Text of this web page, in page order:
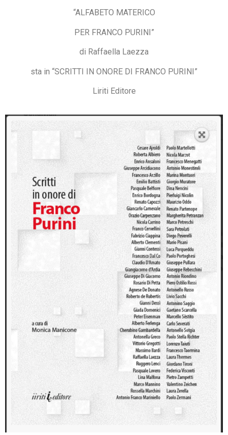
“ALFABETO MATERICO
PER FRANCO PURINI”
di Raffaella Laezza
sta in “SCRITTI IN ONORE DI FRANCO PURINI”
Liriti Editore